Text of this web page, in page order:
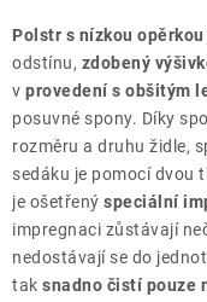
Polstr s nízkou opěrkou
odstínu, zdobený
v provedení s obšitým
posuvné spony. Díky
rozměru a druhu židle,
sedáku je pomocí dvou
je ošetřený speciální
impregnaci zůstávají
nedostávají se do
tak snadno čistí pouze